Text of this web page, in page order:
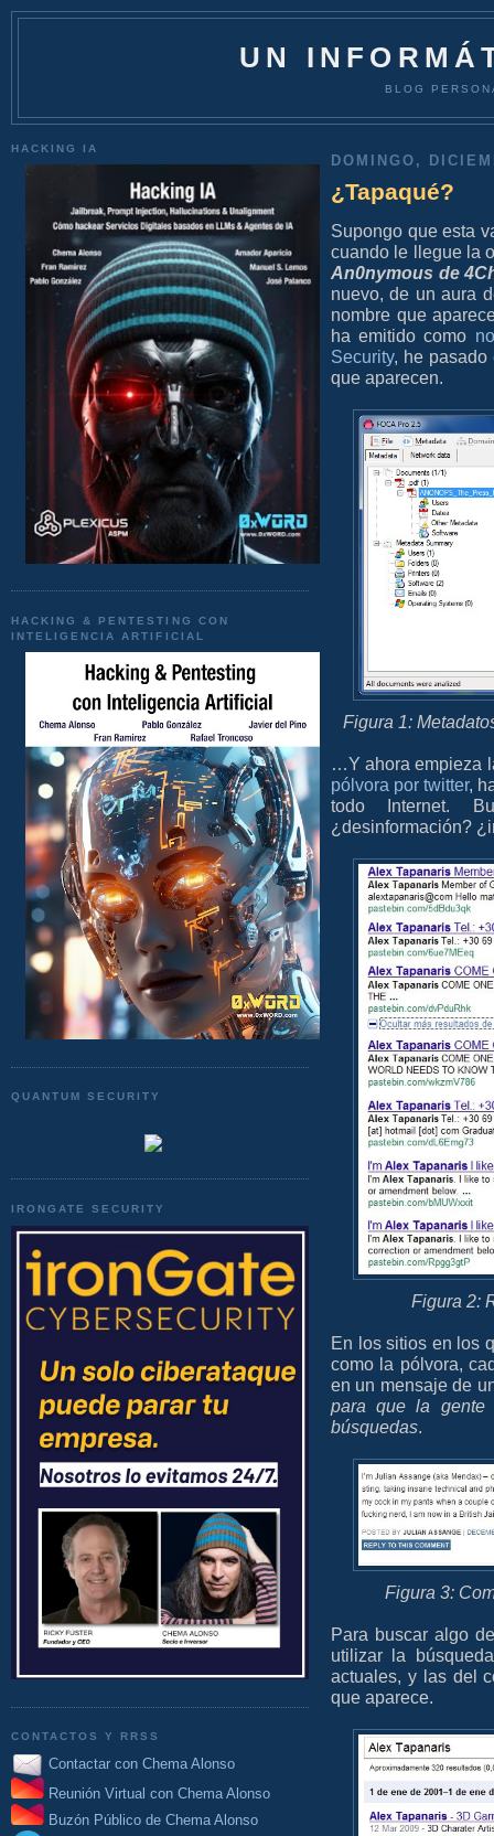
UN
BLOG
HACKING IA
HACKING & PENTESTING CON
INTELIGENCIA ARTIFICIAL
QUANTUM SECURITY
IRONGATE SECURITY
CONTACTOS Y RRSS
Contactar con Chema Alonso
Reunión Virtual con Chema Alonso
Buzón Público de Chema Alonso
DOMINGO,
¿Tapaqué?
Supongo que esta
cuando le llegue la
An0nymous de
nuevo, de un aura
nombre que
ha emitido como
Security, he
que aparecen.
Figura 1:
…Y ahora empieza
pólvora por twitter,
todo Internet.
¿desinformación?
Figura 2:
En los sitios en los
como la pólvora,
en un mensaje de
para que la gente
búsquedas.
Figura 3:
Para buscar algo
utilizar la
actuales, y las del
que aparece.